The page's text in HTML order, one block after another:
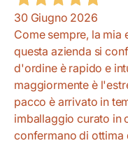
30 Giugno 2026
Come sempre, la
questa azienda si
d'ordine è rapido e
maggiormente è
pacco è arrivato in
imballaggio curato in
confermano di ottima